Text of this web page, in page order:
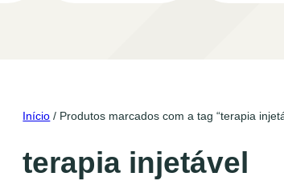
Início / Produtos marcados com a tag “terapia
terapia injetável